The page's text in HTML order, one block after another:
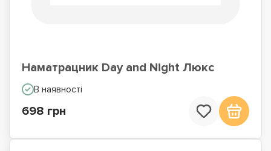
Наматрацник Day and Night Люкс
В наявності
698 грн